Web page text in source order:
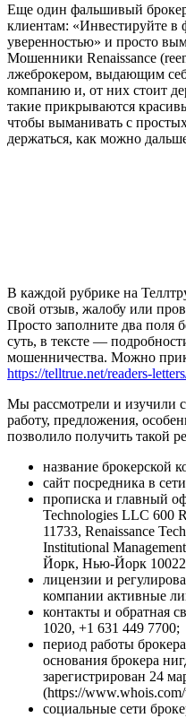
Еще один фальшивый
клиентам: «Инвестируйте
уверенностью» и просто
Мошенники Renaissance
лжеброкером, выдающим
компанию и, от них стоит
такие прикрываются
чтобы выманивать с
держаться, как можно
В каждой рубрике на
свой отзыв, жалобу или
Просто заполните два поля
суть, в тексте —
мошенничества. Можно
https://telltrue.net/readers-
Мы рассмотрели и изучили
работу, предложения,
позволило получить такой
название брокерской
сайт посредника в
прописка и главный
Technologies LLC 600
11733, Renaissance
Institutional
Йорк, Нью-Йорк
лицензии и
компании активные
контакты и обратная
1020, +1 631 449 7700;
период работы
основания брокера
зарегистрирован 24
(https://
социальные сети